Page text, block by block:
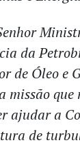
da
de Óleo e
que
ajudar a
de